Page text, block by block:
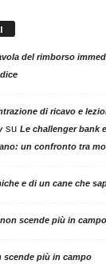
del rimborso
di ricavo e
su Le challenger bank
un confronto tra
e di un cane che
scende più in campo
scende più in campo